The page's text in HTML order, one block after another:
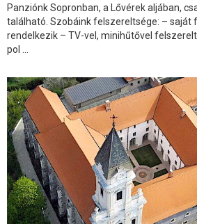
Panziónk Sopronban, a Lővérek aljában,
található. Szobáink felszereltsége: – saját
rendelkezik – TV-vel, minihűtővel
pol ...